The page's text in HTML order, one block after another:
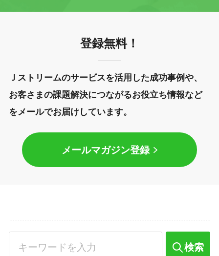
登録無料！
Ｊストリームのサービスを活用した成功事例や、
お客さまの課題解決につながるお役立ち情報など
をメールでお届けしています。
メールマガジン登録
検索